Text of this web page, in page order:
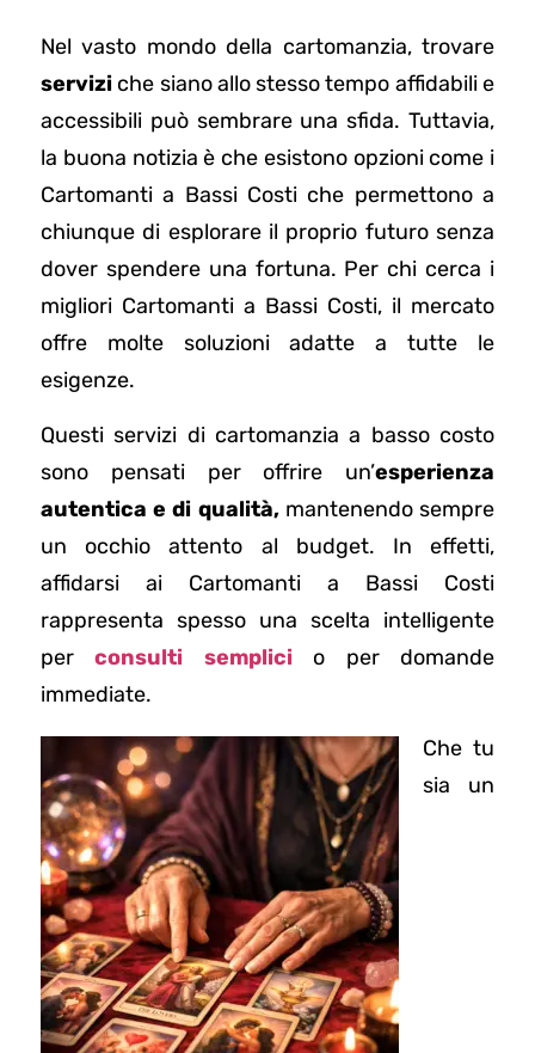
Nel vasto mondo della cartomanzia, trovare
servizi che siano allo stesso tempo affidabili e
accessibili può sembrare una sfida. Tuttavia,
la buona notizia è che esistono opzioni come i
Cartomanti a Bassi Costi che permettono a
chiunque di esplorare il proprio futuro senza
dover spendere una fortuna. Per chi cerca i
migliori Cartomanti a Bassi Costi, il mercato
offre molte soluzioni adatte a tutte le
esigenze.
Questi servizi di cartomanzia a basso costo
sono pensati per offrire un’esperienza
autentica e di qualità,mantenendo sempre
un occhio attento al budget. In effetti,
affidarsi ai Cartomanti a Bassi Costi
rappresenta spesso una scelta intelligente
perconsulti semplici o per domande
immediate.
Che tu
sia un